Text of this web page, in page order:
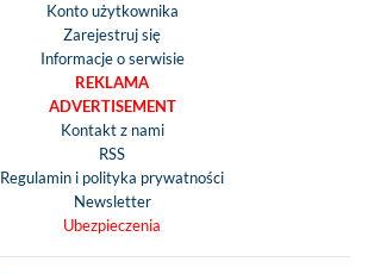
Konto użytkownika
Zarejestruj się
Informacje o serwisie
REKLAMA
ADVERTISEMENT
Kontakt z nami
RSS
Regulamin i polityka prywatności
Newsletter
Ubezpieczenia